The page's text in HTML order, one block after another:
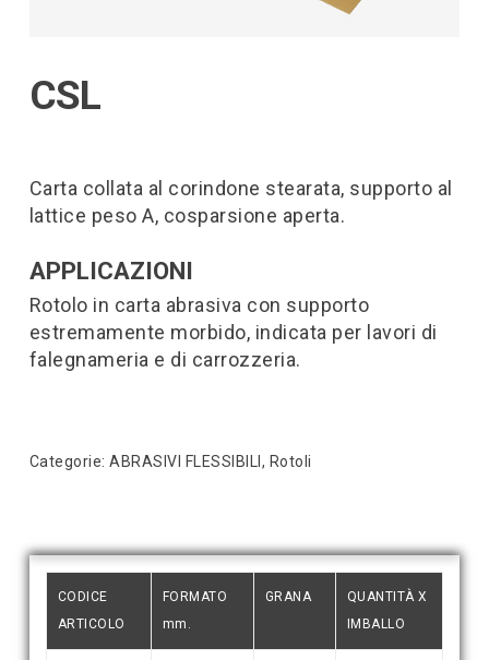
CSL
Carta collata al corindone stearata, supporto al
lattice peso A, cosparsione aperta.
APPLICAZIONI
Rotolo in carta abrasiva con supporto
estremamente morbido, indicata per lavori di
falegnameria e di carrozzeria.
Categorie:ABRASIVI FLESSIBILI , Rotoli
CODICE
ARTICOLO
FORMATO
mm.
GRANA
QUANTITÀ X
IMBALLO